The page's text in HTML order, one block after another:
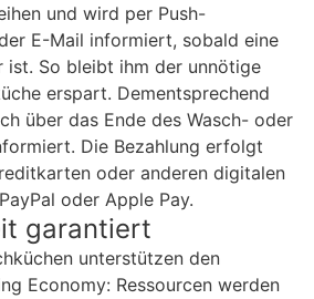
und wird per Push-
E-Mail informiert, sobald eine
ist. So bleibt ihm der unnötige
erspart. Dementsprechend
über das Ende des Wasch- oder
Die Bezahlung erfolgt
oder anderen digitalen
oder Apple Pay.
garantiert
unterstützen den
Economy: Ressourcen werden